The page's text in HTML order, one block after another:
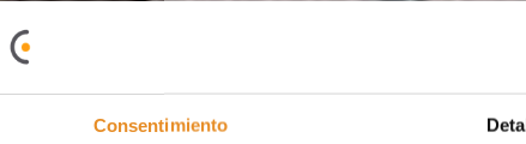
Consentimiento